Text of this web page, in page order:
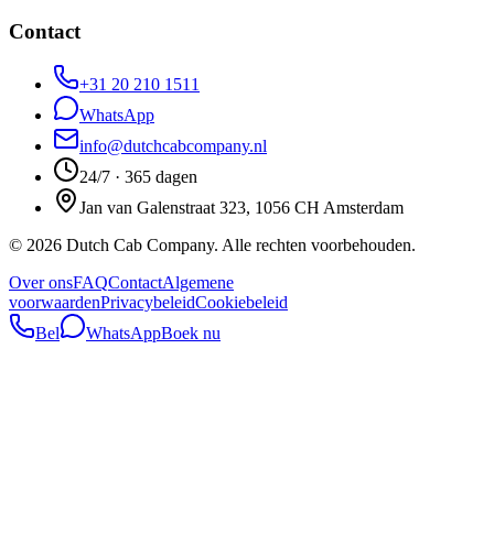
Contact
+31 20 210 1511
WhatsApp
info@dutchcabcompany.nl
24/7 · 365 dagen
Jan van Galenstraat 323, 1056 CH Amsterdam
© 2026 Dutch Cab Company. Alle rechten voorbehouden.
Over onsFAQContactAlgemene
voorwaardenPrivacybeleidCookiebeleid
Bel
WhatsAppBoek nu